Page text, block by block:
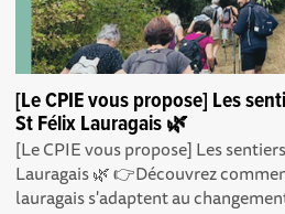
[Le CPIE vous propose] Les
St Félix Lauragais 🌿
[Le CPIE vous propose] Les
Lauragais 🌿 👉Découvrez
lauragais s'adaptent au